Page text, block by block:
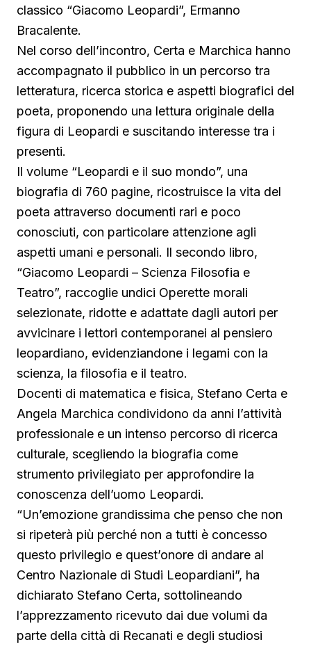
classico “Giacomo Leopardi”, Ermanno
Bracalente.
Nel corso dell’incontro, Certa e Marchica hanno
accompagnato il pubblico in un percorso tra
letteratura, ricerca storica e aspetti biografici del
poeta, proponendo una lettura originale della
figura di Leopardi e suscitando interesse tra i
presenti.
Il volume “Leopardi e il suo mondo”, una
biografia di 760 pagine, ricostruisce la vita del
poeta attraverso documenti rari e poco
conosciuti, con particolare attenzione agli
aspetti umani e personali. Il secondo libro,
“Giacomo Leopardi – Scienza Filosofia e
Teatro”, raccoglie undici Operette morali
selezionate, ridotte e adattate dagli autori per
avvicinare i lettori contemporanei al pensiero
leopardiano, evidenziandone i legami con la
scienza, la filosofia e il teatro.
Docenti di matematica e fisica, Stefano Certa e
Angela Marchica condividono da anni l’attività
professionale e un intenso percorso di ricerca
culturale, scegliendo la biografia come
strumento privilegiato per approfondire la
conoscenza dell’uomo Leopardi.
“Un’emozione grandissima che penso che non
si ripeterà più perché non a tutti è concesso
questo privilegio e quest’onore di andare al
Centro Nazionale di Studi Leopardiani”, ha
dichiarato Stefano Certa, sottolineando
l’apprezzamento ricevuto dai due volumi da
parte della città di Recanati e degli studiosi